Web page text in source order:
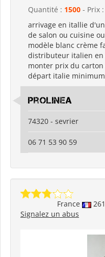
Quantité : 1500 - Prix :
arrivage en itallie
de salon ou cuisine
modèle blanc crème
distributeur italien en
monter prix du carton
départ italie
prolinea
74320 - sevrier
06 71 53 90 59
France
Signalez un abus